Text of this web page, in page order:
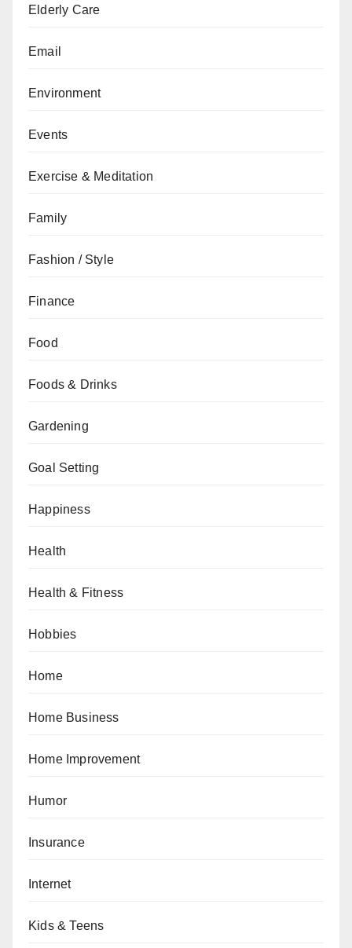
Elderly Care
Email
Environment
Events
Exercise & Meditation
Family
Fashion / Style
Finance
Food
Foods & Drinks
Gardening
Goal Setting
Happiness
Health
Health & Fitness
Hobbies
Home
Home Business
Home Improvement
Humor
Insurance
Internet
Kids & Teens